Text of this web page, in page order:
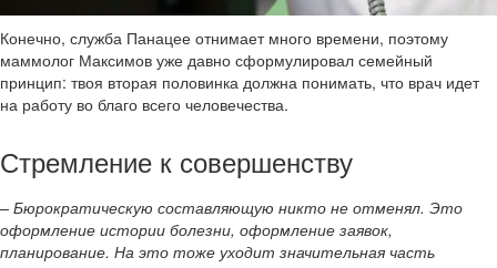
Конечно, служба Панацее отнимает много времени, поэтому
маммолог Максимов уже давно сформулировал семейный
принцип: твоя вторая половинка должна понимать, что врач идет
на работу во благо всего человечества.
Стремление к совершенству
– Бюрократическую составляющую никто не отменял. Это
оформление истории болезни, оформление заявок,
планирование. На это тоже уходит значительная часть